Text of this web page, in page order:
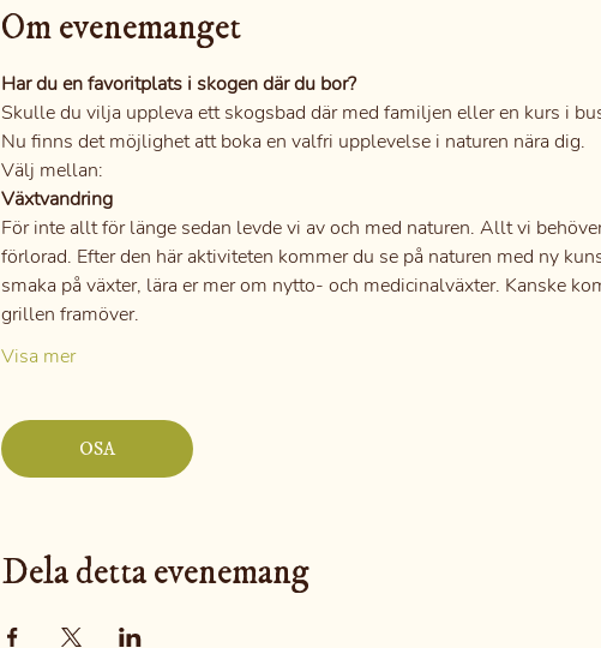
Om evenemanget
Har du en favoritplats i skogen där du bor?
Skulle du vilja uppleva ett skogsbad där med familjen eller en kurs i
Nu finns det möjlighet att boka en valfri upplevelse i naturen nära dig.
Välj mellan:
Växtvandring
För inte allt för länge sedan levde vi av och med naturen. Allt vi
förlorad. Efter den här aktiviteten kommer du se på naturen med ny
smaka på växter, lära er mer om nytto- och medicinalväxter. Kanske
grillen framöver.
Visa mer
OSA
Dela detta evenemang